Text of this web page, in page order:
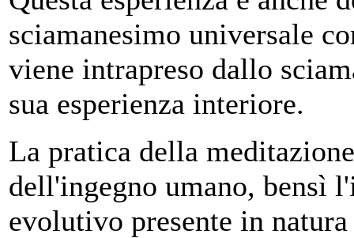
sciamanesimo universale
viene intrapreso dallo
sua esperienza interiore.
La pratica della
dell'ingegno umano, bensì
evolutivo presente in